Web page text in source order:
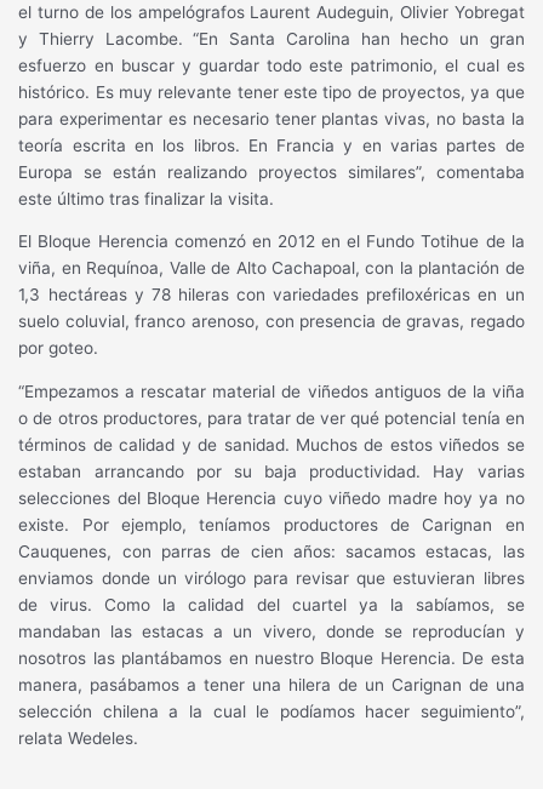
el turno de los ampelógrafos Laurent Audeguin, Olivier Yobregat
y Thierry Lacombe. “En Santa Carolina han hecho un gran
esfuerzo en buscar y guardar todo este patrimonio, el cual es
histórico. Es muy relevante tener este tipo de proyectos, ya que
para experimentar es necesario tener plantas vivas, no basta la
teoría escrita en los libros. En Francia y en varias partes de
Europa se están realizando proyectos similares”, comentaba
este último tras finalizar la visita.
El Bloque Herencia comenzó en 2012 en el Fundo Totihue de la
viña, en Requínoa, Valle de Alto Cachapoal, con la plantación de
1,3 hectáreas y 78 hileras con variedades prefiloxéricas en un
suelo coluvial, franco arenoso, con presencia de gravas, regado
por goteo.
“Empezamos a rescatar material de viñedos antiguos de la viña
o de otros productores, para tratar de ver qué potencial tenía en
términos de calidad y de sanidad. Muchos de estos viñedos se
estaban arrancando por su baja productividad. Hay varias
selecciones del Bloque Herencia cuyo viñedo madre hoy ya no
existe. Por ejemplo, teníamos productores de Carignan en
Cauquenes, con parras de cien años: sacamos estacas, las
enviamos donde un virólogo para revisar que estuvieran libres
de virus. Como la calidad del cuartel ya la sabíamos, se
mandaban las estacas a un vivero, donde se reproducían y
nosotros las plantábamos en nuestro Bloque Herencia. De esta
manera, pasábamos a tener una hilera de un Carignan de una
selección chilena a la cual le podíamos hacer seguimiento”,
relata Wedeles.